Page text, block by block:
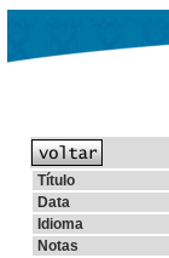
Título
Data
Idioma
Notas